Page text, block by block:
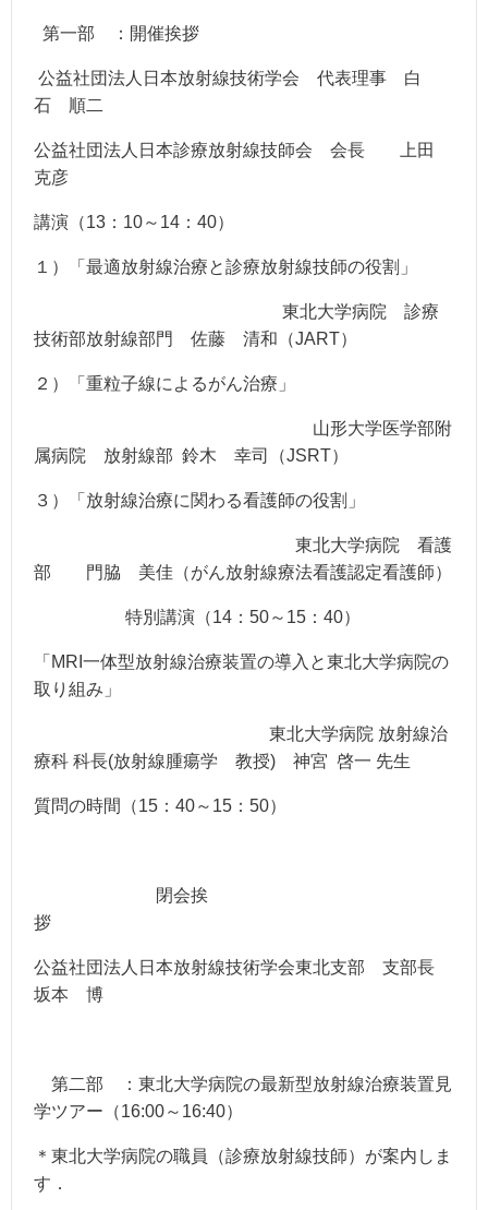
第一部 ：開催挨拶
公益社団法人日本放射線技術学会 代表理事 白
石 順二
公益社団法人日本診療放射線技師会 会長 上田
克彦
講演（13：10～14：40）
１）「最適放射線治療と診療放射線技師の役割」
東北大学病院 診療
技術部放射線部門 佐藤 清和（JART）
２）「重粒子線によるがん治療」
山形大学医学部附
属病院 放射線部 鈴木 幸司（JSRT）
３）「放射線治療に関わる看護師の役割」
東北大学病院 看護
部 門脇 美佳（がん放射線療法看護認定看護師）
特別講演（14：50～15：40）
「MRI一体型放射線治療装置の導入と東北大学病院の
取り組み」
東北大学病院 放射線治
療科 科長(放射線腫瘍学 教授) 神宮 啓一 先生
質問の時間（15：40～15：50）
閉会挨
拶
公益社団法人日本放射線技術学会東北支部 支部長
坂本 博
第二部
：東北大学病院の最新型放射線治療装置見
学ツアー（16:00～16:40）
＊東北大学病院の職員（診療放射線技師）が案内しま
す．